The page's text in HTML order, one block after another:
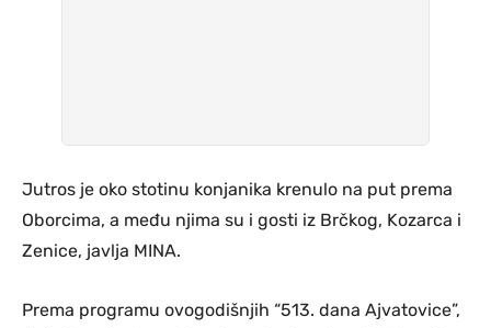
Jutros je oko stotinu konjanika krenulo na put prema
Oborcima, a među njima su i gosti iz Brčkog, Kozarca i
Zenice, javlja MINA.
Prema programu ovogodišnjih “513. dana Ajvatovice”,